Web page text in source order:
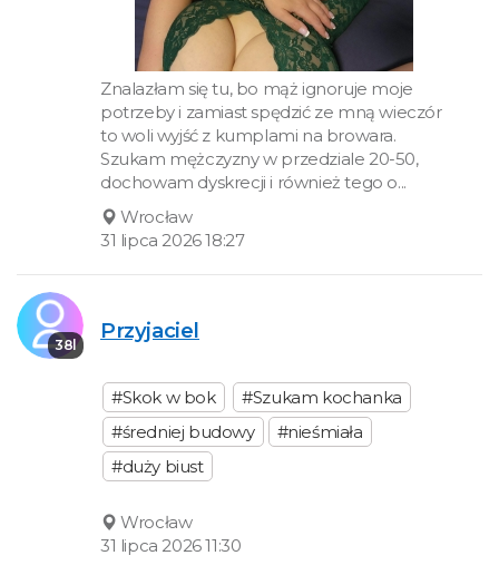
Znalazłam się tu, bo mąż ignoruje moje
potrzeby i zamiast spędzić ze mną wieczór
to woli wyjść z kumplami na browara.
Szukam mężczyzny w przedziale 20-50,
dochowam dyskrecji i również tego o...
Wrocław
31 lipca 2026 18:27
38l
Przyjaciel
#Skok w bok
#Szukam kochanka
#średniej budowy
#nieśmiała
#duży biust
Wrocław
31 lipca 2026 11:30